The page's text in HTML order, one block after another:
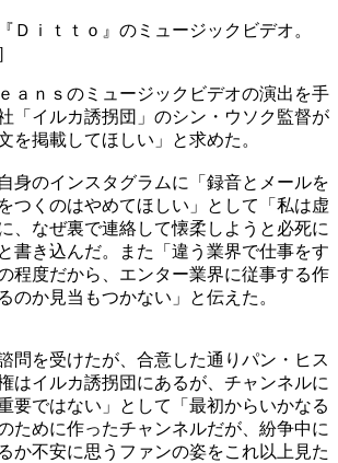
Ｄｉｔｔｏ』のミュージックビデオ。
ａｎｓのミュージックビデオの演出を手
「イルカ誘拐団」のシン・ウソク監督が
を掲載してほしい」と求めた。
身のインスタグラムに「録音とメールを
つくのはやめてほしい」として「私は虚
、なぜ裏で連絡して懐柔しようと必死に
書き込んだ。また「違う業界で仕事をす
程度だから、エンター業界に従事する作
のか見当もつかない」と伝えた。
問を受けたが、合意した通りパン・ヒス
はイルカ誘拐団にあるが、チャンネルに
要ではない」として「最初からいかなる
ために作ったチャンネルだが、紛争中に
か不安に思うファンの姿をこれ以上見た